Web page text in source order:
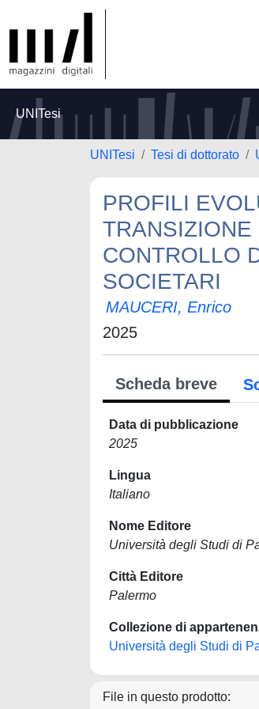
UNITesi
UNITesi Tesi di dottorato
PROFILI
CONTROLLO
SOCIETARI
MAUCERI, Enrico
2025
Scheda breve
Data di pubblicazione
2025
Lingua
Italiano
Nome Editore
Università degli Studi di
Città Editore
Palermo
Collezione di
Università degli Studi di
File in questo prodotto: